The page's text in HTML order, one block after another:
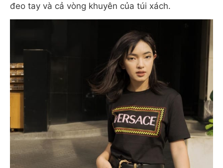
đeo tay và cả vòng khuyên của túi xách.